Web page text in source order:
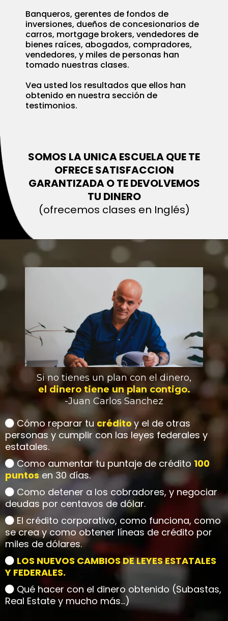
Banqueros, gerentes de fondos de
inversiones, dueños de concesionarios de
carros, mortgage brokers, vendedores de
bienes raíces, abogados, compradores,
vendedores, y miles de personas han
tomado nuestras clases.
Vea usted los resultados que ellos han
obtenido en nuestra sección de
testimonios.
SOMOS LA UNICA ESCUELA QUE TE
OFRECE SATISFACCION
GARANTIZADA O TE DEVOLVEMOS
TU DINERO
(ofrecemos clases en Inglés)
Si no tienes un plan con el dinero,
el dinero tiene un plan contigo.
-Juan Carlos Sanchez
Cómo reparar tu crédito y el de otras
personas y cumplir con las leyes federales y
estatales.
Como aumentar tu puntaje de crédito 100
puntosen 30 días.
Como detener a los cobradores, y negociar
deudas por centavos de dólar.
El crédito corporativo, como funciona, como
se crea y como obtener líneas de crédito por
miles de dólares.
LOS NUEVOS CAMBIOS DE LEYES ESTATALES
Y FEDERALES.
Qué hacer con el dinero obtenido (Subastas,
Real Estate y mucho más...)